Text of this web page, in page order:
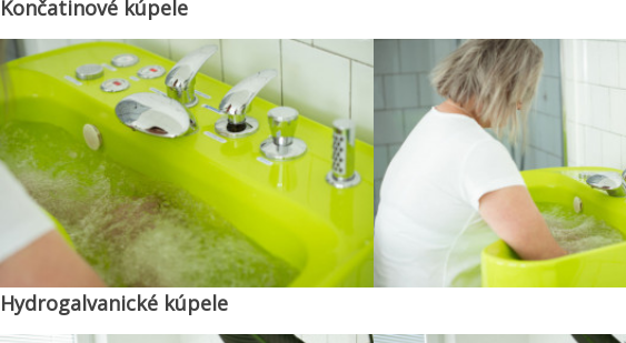
Končatinové kúpele
Hydrogalvanické kúpele